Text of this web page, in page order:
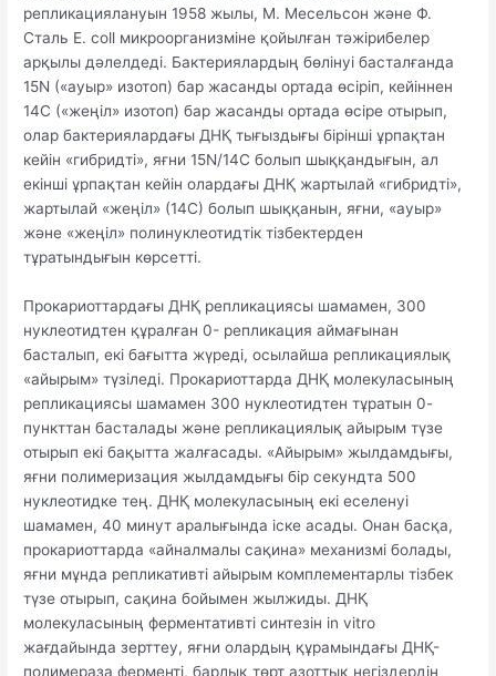
репликациялануын 1958 жылы, М. Месельсон және Ф.
Сталь Е. coll микроорганизміне қойылған тәжірибелер
арқылы дәлелдеді. Бактериялардың бөлінуі басталғанда
15N («ауыр» изотоп) бар жасанды ортада өсіріп, кейіннен
14С («жеңіл» изотоп) бар жасанды ортада өсіре отырып,
олар бактериялардағы ДНҚ тығыздығы бірінші ұрпақтан
кейін «гибридті», яғни 15N/14C болып шыққандығын, ал
екінші ұрпақтан кейін олардағы ДНҚ жартылай «гибридті»,
жартылай «жеңіл» (14С) болып шыққанын, яғни, «ауыр»
және «жеңіл» полинуклеотидтік тізбектерден
тұратындығын көрсетті.
Прокариоттардағы ДНҚ репликациясы шамамен, 300
нуклеотидтен құралған 0- репликация аймағынан
басталып, екі бағытта жүреді, осылайша репликациялық
«айырым» түзіледі. Прокариоттарда ДНҚ молекуласының
репликациясы шамамен 300 нуклеотидтен тұратын 0-
пункттан басталады және репликациялық айырым түзе
отырып екі бақытта жалғасады. «Айырым» жылдамдығы,
яғни полимеризация жылдамдығы бір секундта 500
нуклеотидке тең. ДНҚ молекуласының екі еселенуі
шамамен, 40 минут аралығында іске асады. Онан басқа,
прокариоттарда «айналмалы сақина» механизмі болады,
яғни мұнда репликативті айырым комплементарлы тізбек
түзе отырып, сақина бойымен жылжиды. ДНҚ
молекуласының ферментативті синтезін in vitro
жағдайында зерттеу, яғни олардың құрамындағы ДНҚ-
полимераза ферменті, барлық төрт азоттық негіздердің